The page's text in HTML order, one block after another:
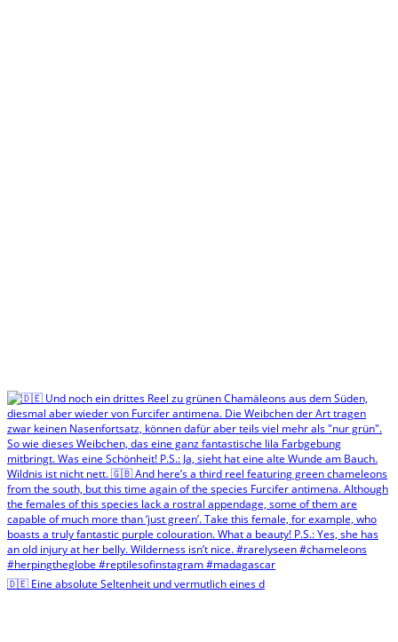
🇩🇪 Eine absolute Seltenheit und vermutlich eines d